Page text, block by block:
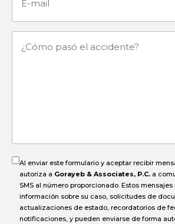
¿Cómo
Al enviar este formulario y aceptar recibir
autoriza a Gorayeb & Associates, P.C. a
SMS al número proporcionado. Estos
información sobre su caso, solicitudes de
actualizaciones de estado, recordatorios de
notificaciones, y pueden enviarse de forma